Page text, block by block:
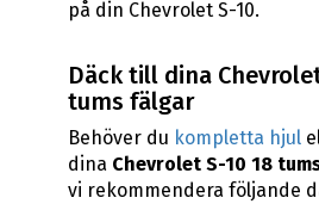
på din Chevrolet S-10.
Däck till dina
tums fälgar
Behöver du kompletta hjul
dina Chevrolet S-10 18
vi rekommendera följande